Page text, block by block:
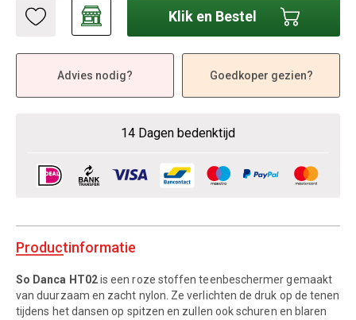
Klik en Bestel
Advies nodig? Goedkoper gezien?
14 Dagen bedenktijd
Productinformatie
So Danca HT02is een roze stoffen teenbeschermer gemaakt
van duurzaam en zacht nylon. Ze verlichten de druk op de tenen
tijdens het dansen op spitzen en zullen ook schuren en blaren